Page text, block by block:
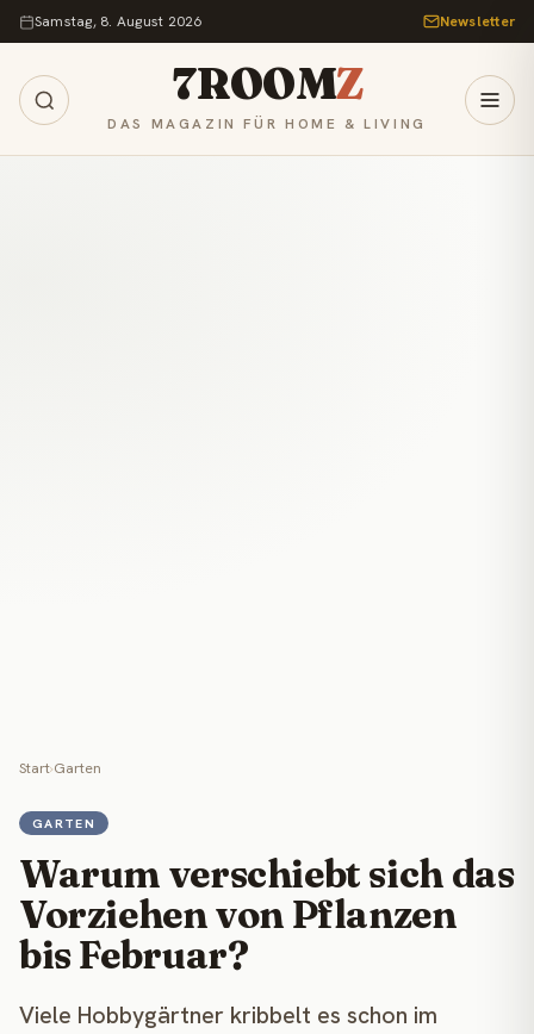
Zum Inhalt springen
Samstag, 8. August 2026 Newsletter
7ROOMZ
DAS MAGAZIN FÜR HOME & LIVING
Start›Garten
GARTEN
Warum verschiebt sich das
Vorziehen von Pflanzen
bis Februar?
Viele Hobbygärtner kribbelt es schon im